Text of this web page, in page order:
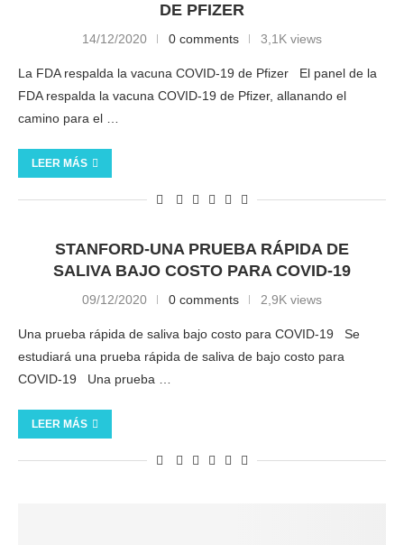
DE PFIZER
14/12/2020 0 comments 3,1K views
La FDA respalda la vacuna COVID-19 de Pfizer El panel de la
FDA respalda la vacuna COVID-19 de Pfizer, allanando el
camino para el …
LEER MÁS
STANFORD-UNA PRUEBA RÁPIDA DE
SALIVA BAJO COSTO PARA COVID-19
09/12/2020 0 comments 2,9K views
Una prueba rápida de saliva bajo costo para COVID-19 Se
estudiará una prueba rápida de saliva de bajo costo para
COVID-19 Una prueba …
LEER MÁS